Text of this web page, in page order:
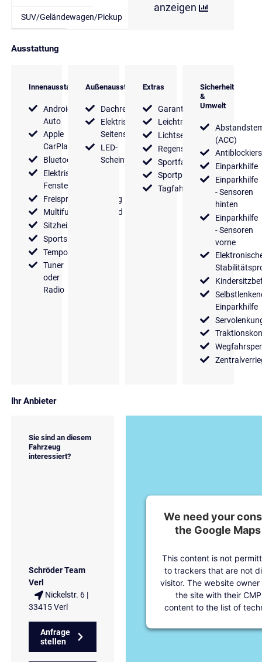
SUV/Geländewagen/Pickup
anzeigen
Ausstattung
Innenausstattung
Android
Auto
Apple
CarPlay
Bluetooth
Elektrische
Fensterheber
Freisprecheinrichtung
Multifunktionslenkrad
Sitzheizung
Sportsitze
Tempomat
Tuner
oder
Radio
Außenausstattung
Dachreling
Elektrische
Seitenspiegel
LED-
Scheinwerfer
Extras
Garantie
Leichtmetallfelgen
Lichtsensor
Regensensor
Sportfahrwerk
Sportpaket
Tagfahrlicht
Sicherheit
&
Umwelt
(ACC)
Einparkhilfe
Einparkhilfe
- Sensoren
hinten
Einparkhilfe
- Sensoren
vorne
Einparkhilfe
Ihr Anbieter
Sie sind an diesem
Fahrzeug
interessiert?
Schröder Team
Verl
Nickelstr. 6 |
33415 Verl
Anfrage
stellen
We need your
the Google
This content is not
to trackers that are not
visitor. The website
the site with their
content to the list of